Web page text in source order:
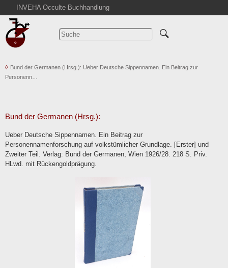
INVEHA Occulte Buchhandlung
Startseite
Detailsuche
Warenkorb
Abkürzungen
Kontakt
AGB
Widerruf
Bund der Germanen (Hrsg.): Ueber Deutsche Sippennamen. Ein Beitrag zur
Personenn…
Bund der Germanen (Hrsg.):
Ueber Deutsche Sippennamen. Ein Beitrag zur
Personennamenforschung auf volkstümlicher Grundlage. [Erster] und
Zweiter Teil. Verlag: Bund der Germanen, Wien 1926/28. 218 S. Priv.
HLwd. mit Rückengoldprägung.